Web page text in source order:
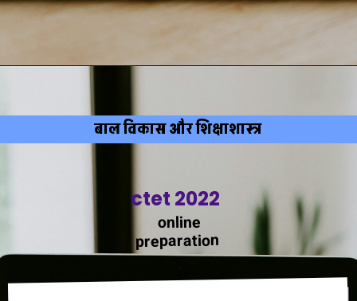
ctet 2022
online
preparation
बाल विकास और शिक्षाशास्त्र